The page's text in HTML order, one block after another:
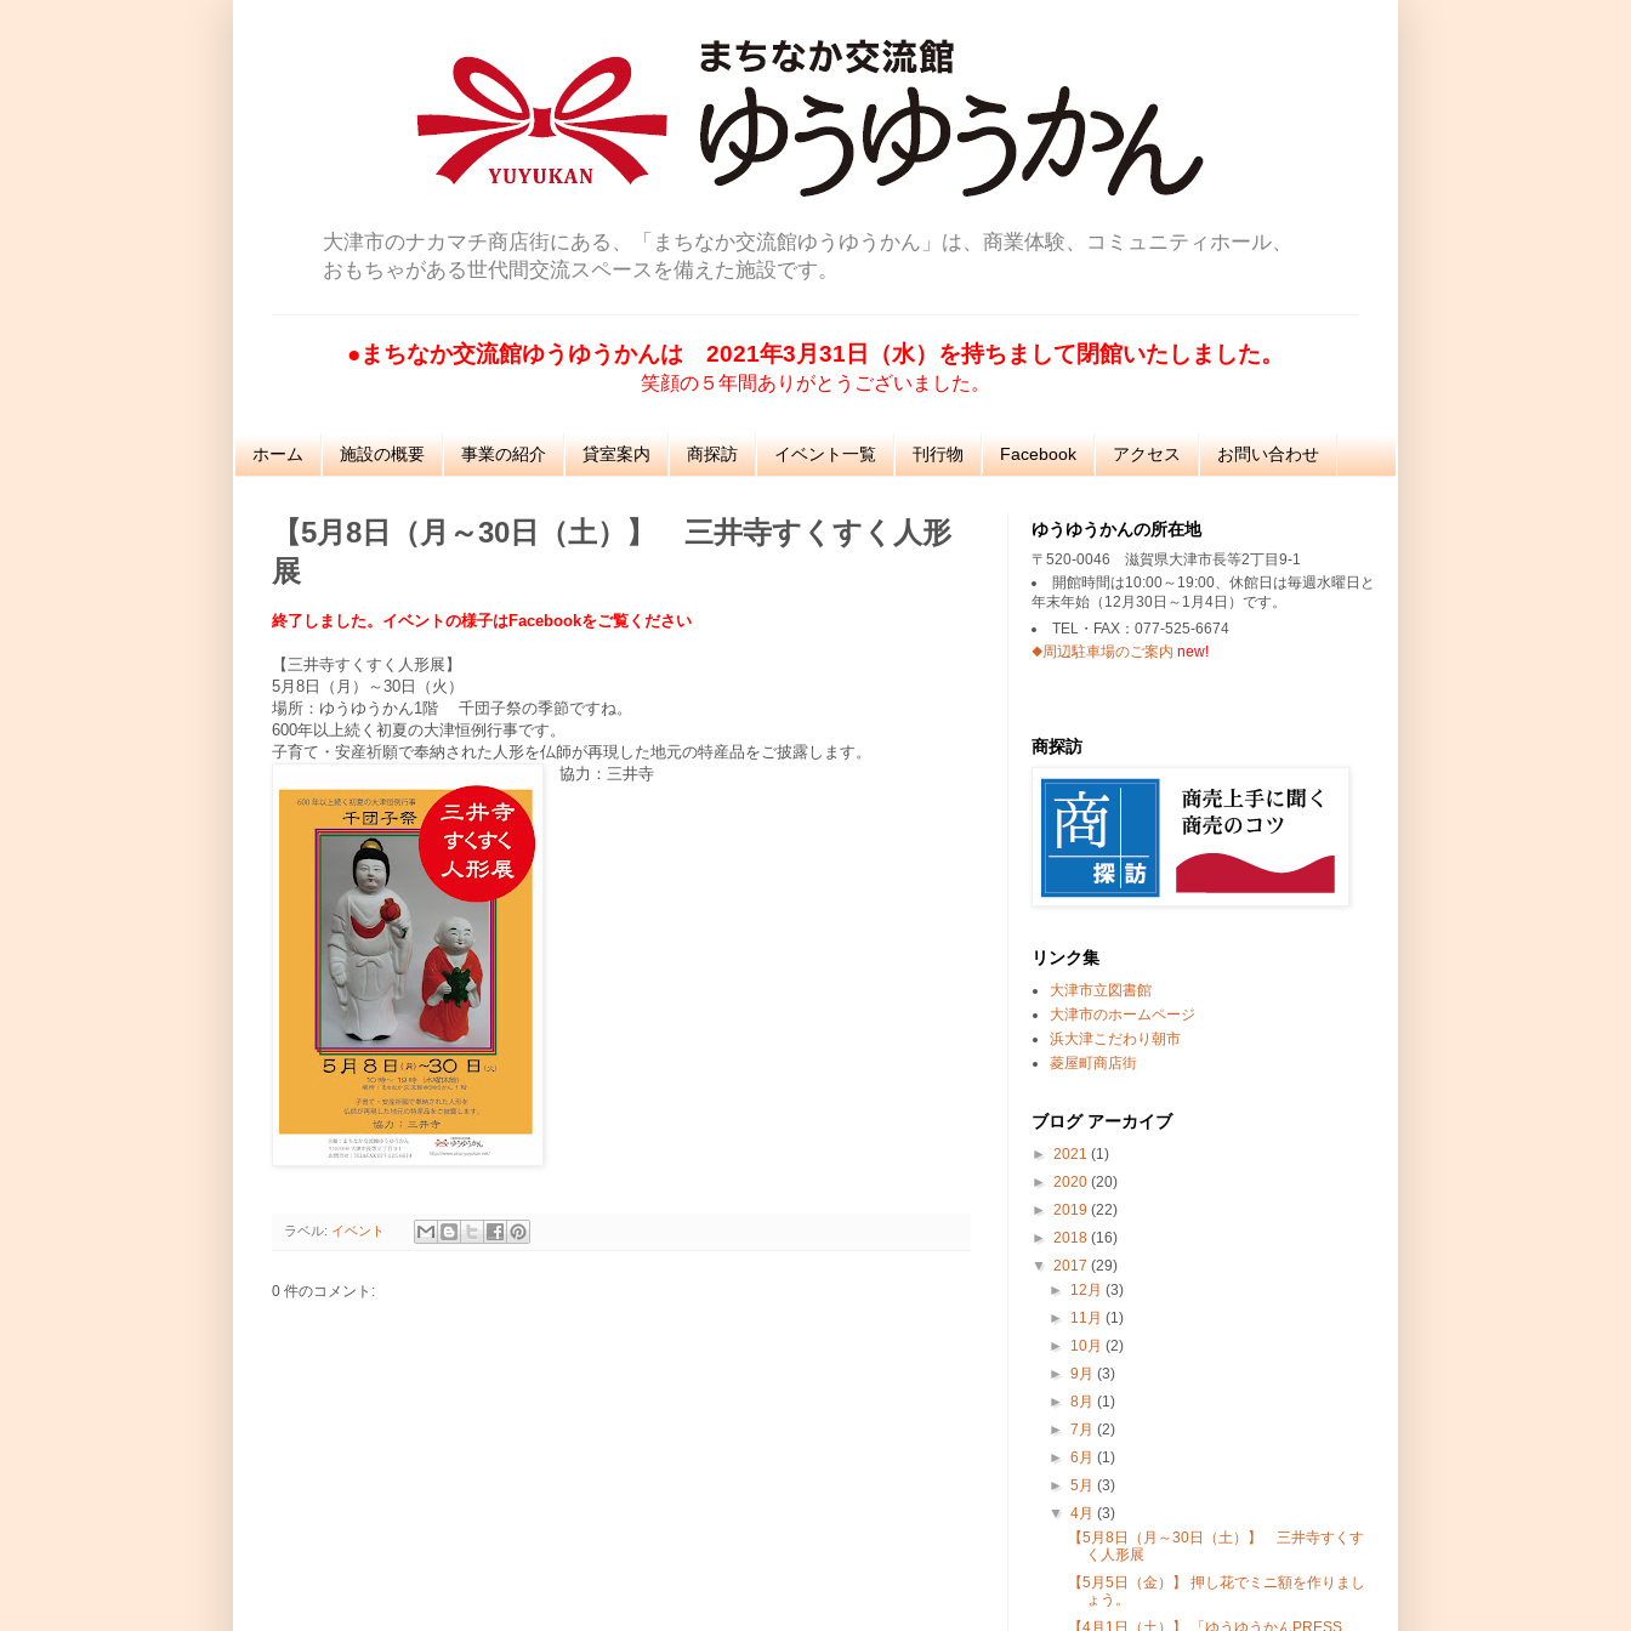
大津市のナカマチ商店街にある、「まちなか交流館ゆうゆうかん」は、商業体験、コミュニティホール、
おもちゃがある世代間交流スペースを備えた施設です。
●まちなか交流館ゆうゆうかんは 2021年3月31日（水）を持ちまして閉館いたしました。
笑顔の５年間ありがとうございました。
ホーム 施設の概要 事業の紹介 貸室案内 商探訪 イベント一覧 刊行物 Facebook アクセス お問い合わせ
【5月8日（月～30日（土）】 三井寺すくすく人形
展
終了しました。イベントの様子はFacebookをご覧ください
【三井寺すくすく人形展】
5月8日（月）～30日（火）
場所：ゆうゆうかん1階 千団子祭の季節ですね。
600年以上続く初夏の大津恒例行事です。
子育て・安産祈願で奉納された人形を仏師が再現した地元の特産品をご披露します。
協力：三井寺
ラベル: イベント
0 件のコメント:
ゆうゆうかんの所在地
〒520-0046 滋賀県大津市長等2丁目9-1
開館時間は10:00～19:00、休館日は毎週水曜日と
年末年始（12月30日～1月4日）です。
TEL・FAX：077-525-6674
◆周辺駐車場のご案内 new!
商探訪
リンク集
大津市立図書館
大津市のホームページ
浜大津こだわり朝市
菱屋町商店街
ブログ アーカイブ
► 2021 (1)
► 2020 (20)
► 2019 (22)
► 2018 (16)
▼ 2017 (29)
► 12月(3)
► 11月(1)
► 10月(2)
►9月(3)
►8月(1)
►7月(2)
►6月(1)
►5月(3)
▼4月(3)
【5月8日（月～30日（土）】 三井寺すくす
く人形展
【5月5日（金）】 押し花でミニ額を作りまし
ょう。
【4月1日（土）】 「ゆうゆうかんPRESS